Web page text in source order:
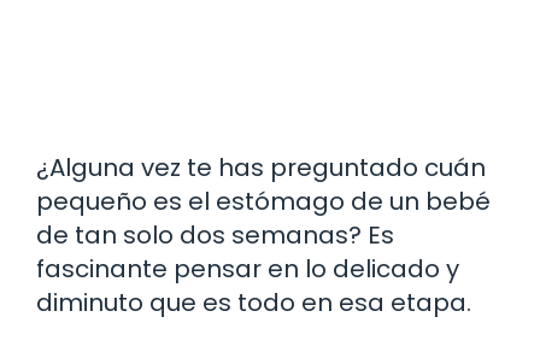
¿Alguna vez te has preguntado cuán
pequeño es el estómago de un bebé
de tan solo dos semanas? Es
fascinante pensar en lo delicado y
diminuto que es todo en esa etapa.